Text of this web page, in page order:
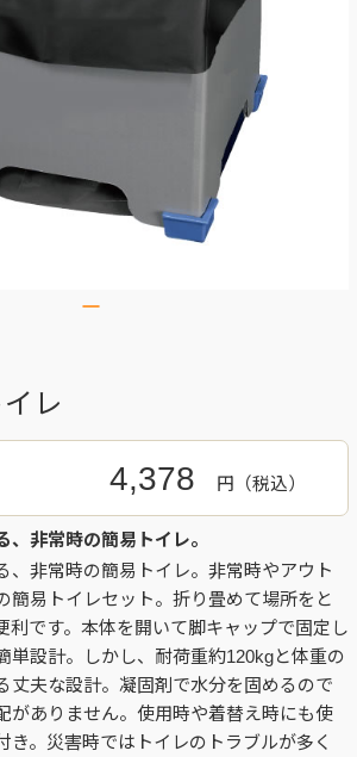
レ
4,378 円
非常時の簡易トイレ。
、非常時の簡易トイレ。非常時やアウト
簡易トイレセット。折り畳めて場所をと
利です。本体を開いて脚キャップで固定し
単設計。しかし、耐荷重約120kgと体重の
丈夫な設計。凝固剤で水分を固めるので
がありません。使用時や着替え時にも使
き。災害時ではトイレのトラブルが多く